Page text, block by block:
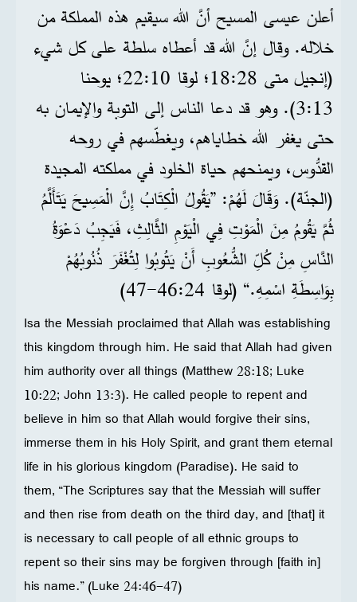
أعلن عيسى المسيح أنَّ الله سيقيم هذه المملكة من
خلاله. وقال إنَّ الله قد أعطاه سلطة على كل شيء
(إنجيل متى 28:‏18؛ لوقا 10:‏22؛ يوحنا
13:‏3). وهو قد دعا الناس إلى التوبة والإيمان به
حتى يغفر الله خطاياهم، ويغطّسهم في روحه
القدُّوس، ويمنحهم حياة الخلود في مملكته المجيدة
(الجنّة). وَقَالَ لَهُمْ: ”يَقُولُ الْكِتَابُ إِنَّ الْمَسِيحَ يَتَأَلَّمُ
ثُمَّ يَقُومُ مِنَ الْمَوْتِ فِي الْيَوْمِ الثَّالِثِ، فَيَجِبُ دَعْوَةُ
النَّاسِ مِنْ كُلِّ الشُّعُوبِ أَنْ يَتُوبُوا لِتُغْفَرَ ذُنُوبُهُمْ
بِوَاسِطَةِ اسْمِهِ.“ (لوقا 24‏:46‏-47)
Isa the Messiah proclaimed that Allah was establishing
this kingdom through him. He said that Allah had given
him authority over all things (Matthew 28:18; Luke
10:22; John 13:3). He called people to repent and
believe in him so that Allah would forgive their sins,
immerse them in his Holy Spirit, and grant them eternal
life in his glorious kingdom (Paradise). He said to
them, “The Scriptures say that the Messiah will suffer
and then rise from death on the third day, and [that] it
is necessary to call people of all ethnic groups to
repent so their sins may be forgiven through [faith in]
his name.” (Luke 24:46-47)